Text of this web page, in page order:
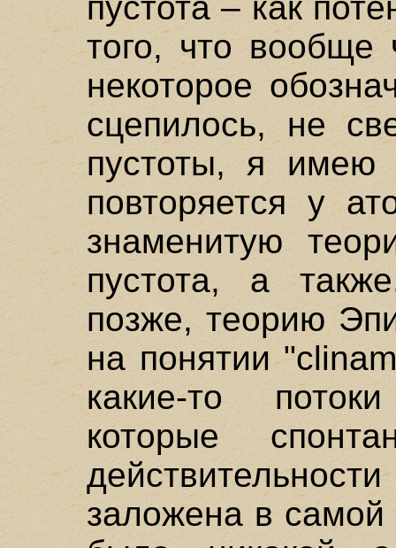
того, что вообще
некоторое
сцепилось, не
пустоты, я
повторяется у
знаменитую
пустота, а
позже, теорию
на понятии
какие-то
которые
заложена в